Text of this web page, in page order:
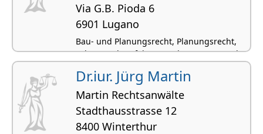
Via G.B. Pioda 6
6901 Lugano
Bau- und Planungsrecht, Planungsrecht,
SchKG und Verfahrensrecht, Vertragsrecht,
Zivilrecht
Dr.iur. Jürg Martin
Martin Rechtsanwälte
Stadthausstrasse 12
8400 Winterthur